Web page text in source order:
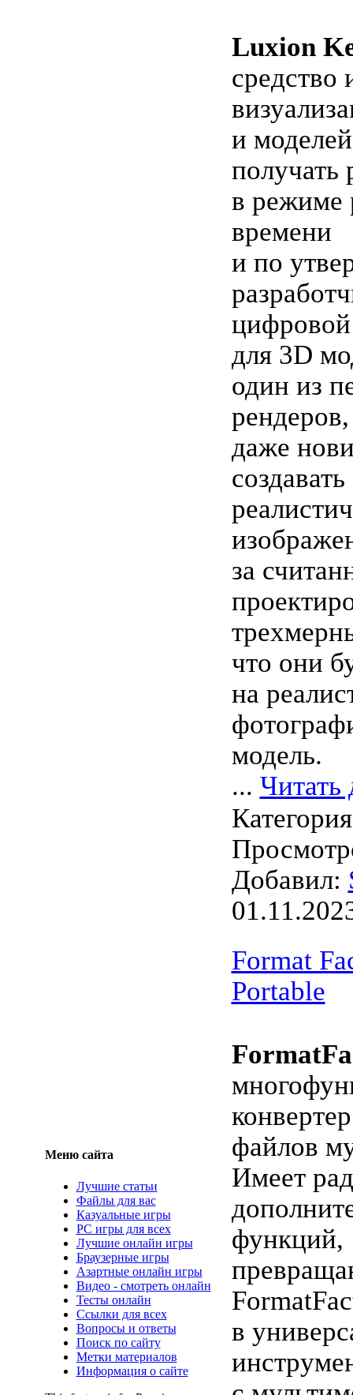
Меню сайта
Лучшие статьи
Файлы для вас
Казуальные игры
PC игры для всех
Лучшие онлайн игры
Браузерные игры
Азартные онлайн игры
Видео - смотреть онлайн
Тесты онлайн
Ссылки для всех
Вопросы и ответы
Поиск по сайту
Метки материалов
Информация о сайте
Luxion
средство
и
получать
в режиме
времени
и по
для 3D
один из
даже
за
что они
на
модель.
... Читать
Добавил:
Format
Portable
файлов
Имеет рад
функций,
в